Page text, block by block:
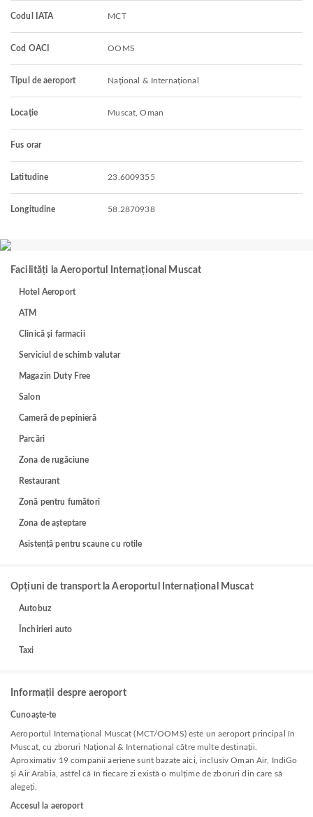
Codul IATA MCT
Cod OACI OOMS
Tipul de aeroport Național & Internațional
Locație Muscat, Oman
Fus orar
Latitudine 23.6009355
Longitudine 58.2870938
Facilități la Aeroportul Internațional Muscat
Hotel Aeroport
ATM
Clinică și farmacii
Serviciul de schimb valutar
Magazin Duty Free
Salon
Cameră de pepinieră
Parcări
Zona de rugăciune
Restaurant
Zonă pentru fumători
Zona de așteptare
Asistență pentru scaune cu rotile
Opțiuni de transport la Aeroportul Internațional Muscat
Autobuz
Închirieri auto
Taxi
Informații despre aeroport
Cunoaște-te
Aeroportul Internațional Muscat (MCT/OOMS) este un aeroport principal în
Muscat, cu zboruri Național & Internațional către multe destinații.
Aproximativ 19 companii aeriene sunt bazate aici, inclusiv Oman Air, IndiGo
și Air Arabia, astfel că în fiecare zi există o mulțime de zboruri din care să
alegeți.
Accesul la aeroport